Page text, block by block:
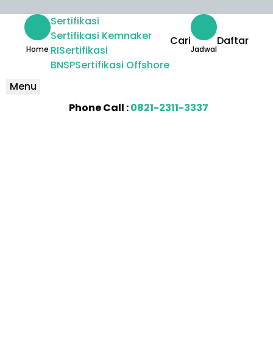
Home
Sertifikasi
Sertifikasi Kemnaker
RISertifikasi
BNSPSertifikasi Offshore
Cari
Jadwal
Daftar
Menu
Phone Call :0821-2311-3337